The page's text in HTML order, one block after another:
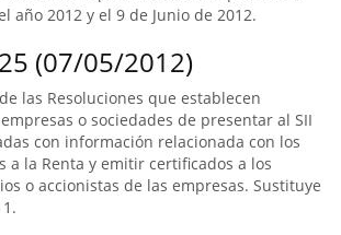
año 2012 y el 9 de Junio de 2012.
(07/05/2012)
las Resoluciones que establecen
o sociedades de presentar al SII
con información relacionada con los
a la Renta y emitir certificados a los
o accionistas de las empresas. Sustituye